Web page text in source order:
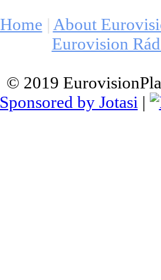
Home | About
Eurovision
© 2019
|